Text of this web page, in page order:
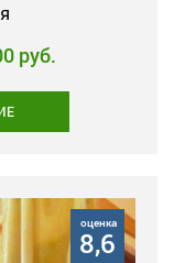
руб.
оценка
8,6